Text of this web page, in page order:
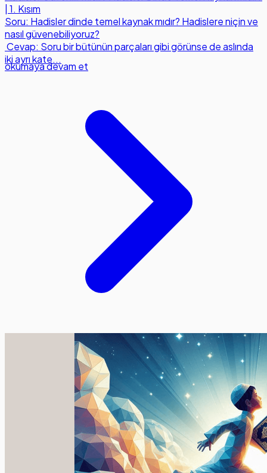
| 1. Kısım
Soru: Hadisler dinde temel kaynak mıdır? Hadislere niçin ve
nasıl güvenebiliyoruz?
Cevap: Soru bir bütünün parçaları gibi görünse de aslında
iki ayrı kate...
okumaya devam et